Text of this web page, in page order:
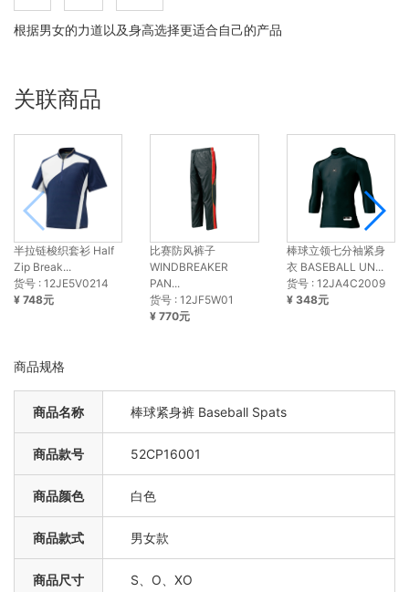
根据男女的力道以及身高选择更适合自己的产品
关联商品
半拉链梭织套衫 Half
Zip Break...
货号 : 12JE5V0214
¥ 748元
比赛防风裤子
WINDBREAKER
PAN...
货号 : 12JF5W01
¥ 770元
棒球立领七分袖紧身
衣 BASEBALL UN...
货号 : 12JA4C2009
¥ 348元
商品规格
商品名称 棒球紧身裤 Baseball Spats
商品款号 52CP16001
商品颜色 白色
商品款式 男女款
商品尺寸 S、O、XO